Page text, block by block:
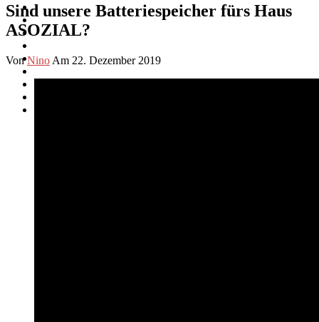
Sind unsere Batteriespeicher fürs Haus
ASOZIAL?
VonNino Am 22. Dezember 2019